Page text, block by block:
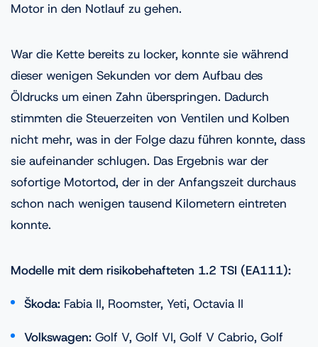
Motor in den Notlauf zu gehen.
War die Kette bereits zu locker, konnte sie während
dieser wenigen Sekunden vor dem Aufbau des
Öldrucks um einen Zahn überspringen. Dadurch
stimmten die Steuerzeiten von Ventilen und Kolben
nicht mehr, was in der Folge dazu führen konnte, dass
sie aufeinander schlugen. Das Ergebnis war der
sofortige Motortod, der in der Anfangszeit durchaus
schon nach wenigen tausend Kilometern eintreten
konnte.
Modelle mit dem risikobehafteten 1.2 TSI (EA111):
Škoda: Fabia II, Roomster, Yeti, Octavia II
Volkswagen: Golf V, Golf VI, Golf V Cabrio, Golf